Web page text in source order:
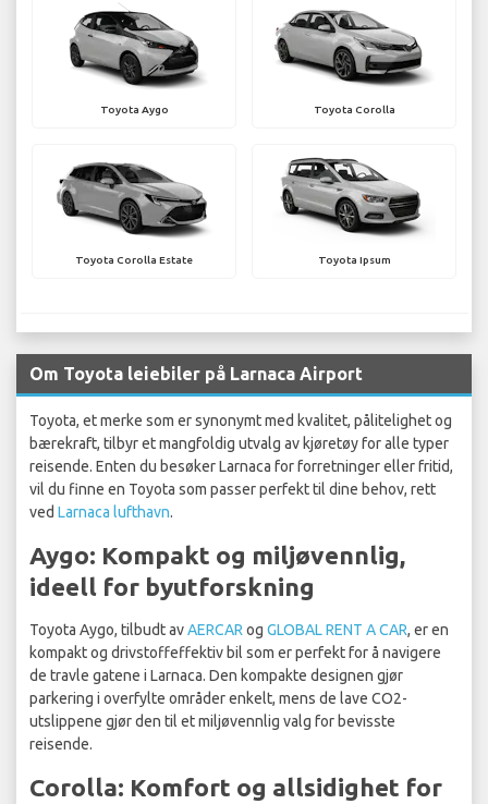
Toyota Aygo Toyota Corolla
Toyota Corolla Estate Toyota Ipsum
Om Toyota leiebiler på Larnaca Airport
Toyota, et merke som er synonymt med kvalitet, pålitelighet og
bærekraft, tilbyr et mangfoldig utvalg av kjøretøy for alle typer
reisende. Enten du besøker Larnaca for forretninger eller fritid,
vil du finne en Toyota som passer perfekt til dine behov, rett
ved Larnaca lufthavn.
Aygo: Kompakt og miljøvennlig,
ideell for byutforskning
Toyota Aygo, tilbudt avAERCAR og GLOBAL RENT A CAR, er en
kompakt og drivstoffeffektiv bil som er perfekt for å navigere
de travle gatene i Larnaca. Den kompakte designen gjør
parkering i overfylte områder enkelt, mens de lave CO2-
utslippene gjør den til et miljøvennlig valg for bevisste
reisende.
Corolla: Komfort og allsidighet for